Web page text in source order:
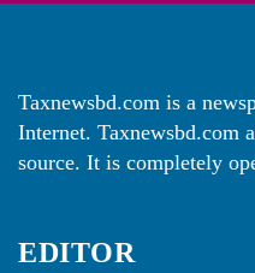
Taxnewsbd.com is a
Internet. Taxnewsbd.com
source. It is completely
EDITOR